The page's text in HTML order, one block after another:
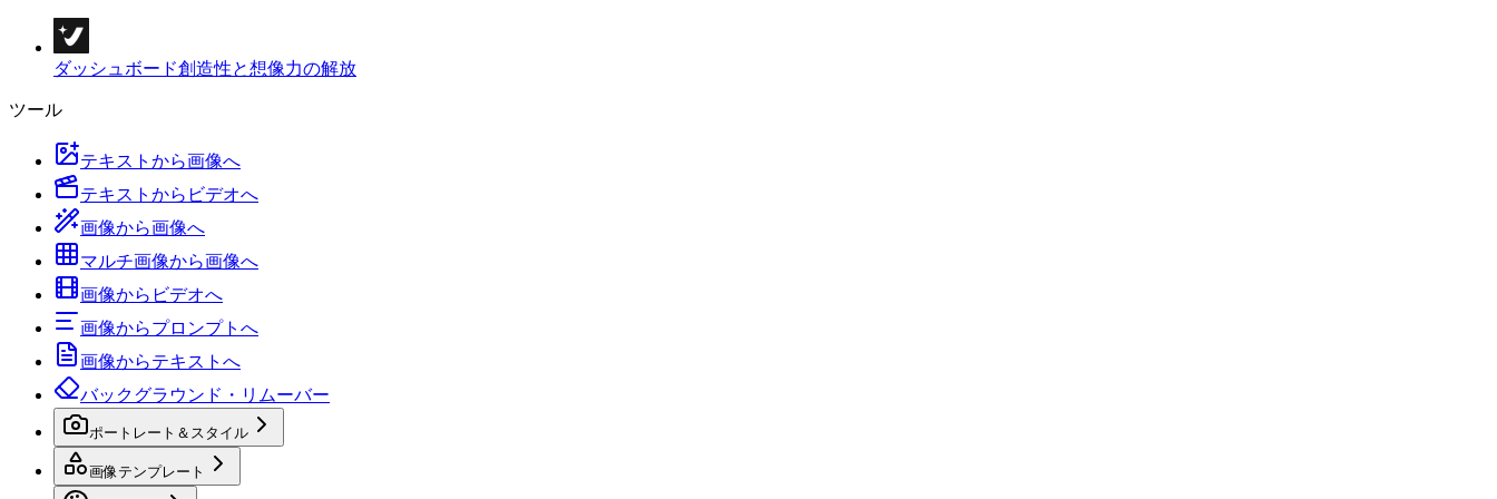
ダッシュボード創造性と想像力の解放
ツール
テキストから画像へ
テキストからビデオへ
画像から画像へ
マルチ画像から画像へ
画像からビデオへ
画像からプロンプトへ
画像からテキストへ
バックグラウンド・リムーバー
ポートレート＆スタイル
画像テンプレート